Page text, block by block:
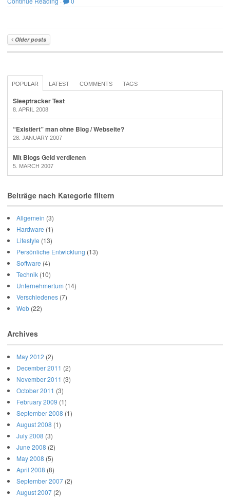
Older posts
POPULAR LATEST COMMENTS TAGS
Sleeptracker Test
8. APRIL 2008
“Existiert” man ohne Blog / Webseite?
28. JANUARY 2007
Mit Blogs Geld verdienen
5. MARCH 2007
Beiträge nach Kategorie filtern
Allgemein (3)
Hardware (1)
Lifestyle (13)
Persönliche Entwicklung (13)
Software (4)
Technik (10)
Unternehmertum (14)
Verschiedenes (7)
Web (22)
Archives
May 2012 (2)
December 2011 (2)
November 2011 (3)
October 2011 (3)
February 2009 (1)
September 2008 (1)
August 2008 (1)
July 2008 (3)
June 2008 (2)
May 2008 (5)
April 2008 (8)
September 2007 (2)
August 2007 (2)